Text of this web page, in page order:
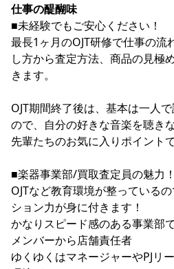
仕事の醍醐味
■未経験でもご安心ください！
最長1ヶ月のOJT研修で仕事の
し方から査定方法、商品の見極
きます。
OJT期間終了後は、基本は一人
ので、自分の好きな音楽を聴き
先輩たちのお気に入りポイント
■楽器事業部/買取査定員の魅力！
OJTなど教育環境が整っている
ション力が身に付きます！
かなりスピード感のある事業部
メンバーから店舗責任者
ゆくゆくはマネージャーやPJリ